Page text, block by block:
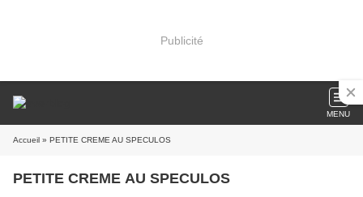
Publicité
MENU
Accueil » PETITE CREME AU SPECULOS
PETITE CREME AU SPECULOS